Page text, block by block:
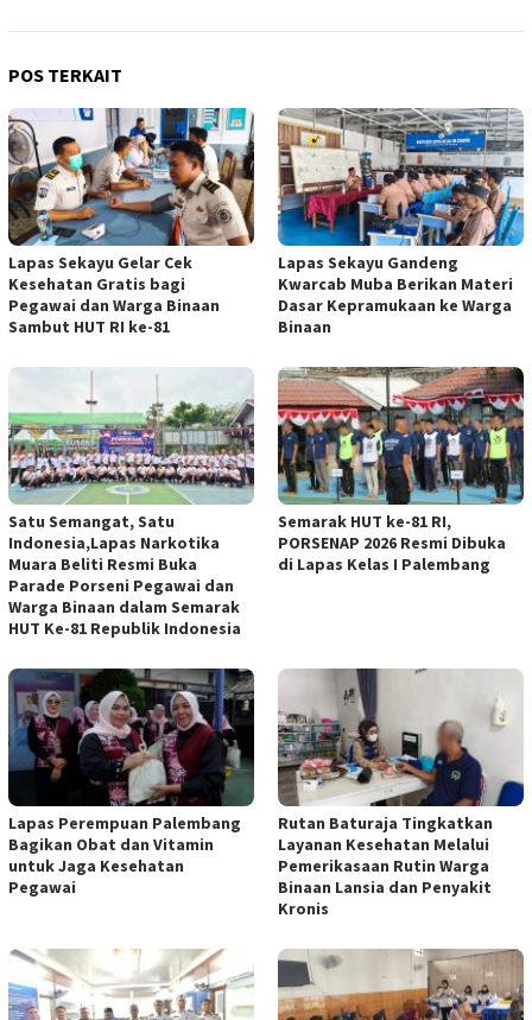
POS TERKAIT
Lapas Sekayu Gelar Cek
Kesehatan Gratis bagi
Pegawai dan Warga Binaan
Sambut HUT RI ke-81
Lapas Sekayu Gandeng
Kwarcab Muba Berikan Materi
Dasar Kepramukaan ke Warga
Binaan
Satu Semangat, Satu
Indonesia,Lapas Narkotika
Muara Beliti Resmi Buka
Parade Porseni Pegawai dan
Warga Binaan dalam Semarak
HUT Ke-81 Republik Indonesia
Semarak HUT ke-81 RI,
PORSENAP 2026 Resmi Dibuka
di Lapas Kelas I Palembang
Lapas Perempuan Palembang
Bagikan Obat dan Vitamin
untuk Jaga Kesehatan
Pegawai
Rutan Baturaja Tingkatkan
Layanan Kesehatan Melalui
Pemerikasaan Rutin Warga
Binaan Lansia dan Penyakit
Kronis